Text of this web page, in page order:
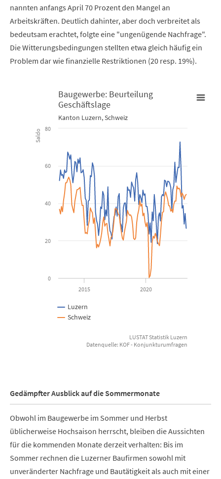
nannten anfangs April 70 Prozent den Mangel an
Arbeitskräften. Deutlich dahinter, aber doch verbreitet als
bedeutsam erachtet, folgte eine "ungenügende Nachfrage".
Die Witterungsbedingungen stellten etwa gleich häufig ein
Problem dar wie finanzielle Restriktionen (20 resp. 19%).
Baugewerbe: Beurteilung Geschäftslage
Line chart with 2 lines.
Kanton Luzern, Schweiz
View as data table, Baugewerbe: Beurteilung
The chart has 1 X axis displaying Time. Data ranges from 2013-
The chart has 1 Y axis displaying Saldo. Data ranges from 0.28
Saldo
Baugewerbe: Beurteilung
Geschäftslage
Kanton Luzern, Schweiz
Luzern
Schweiz
2015 2020
0
20
40
60
80
LUSTAT Statistik Luzern
Datenquelle: KOF - Konjunkturumfragen
Gedämpfter Ausblick auf die Sommermonate
Obwohl im Baugewerbe im Sommer und Herbst
üblicherweise Hochsaison herrscht, bleiben die Aussichten
für die kommenden Monate derzeit verhalten: Bis im
Sommer rechnen die Luzerner Baufirmen sowohl mit
unveränderter Nachfrage und Bautätigkeit als auch mit einer